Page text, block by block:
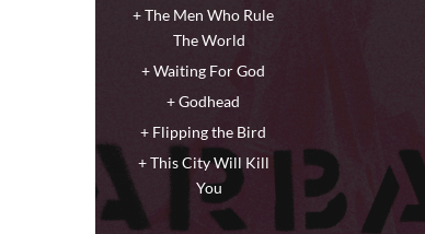
The Men Who Rule
The World
Waiting For God
Godhead
Flipping the Bird
This City Will Kill
You